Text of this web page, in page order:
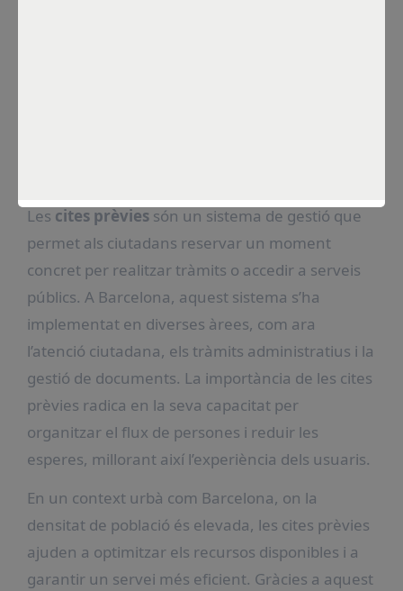
Les cites prèviessón un sistema de gestió que
permet als ciutadans reservar un moment
concret per realitzar tràmits o accedir a serveis
públics. A Barcelona, aquest sistema s’ha
implementat en diverses àrees, com ara
l’atenció ciutadana, els tràmits administratius i la
gestió de documents. La importància de les cites
prèvies radica en la seva capacitat per
organitzar el flux de persones i reduir les
esperes, millorant així l’experiència dels usuaris.
En un context urbà com Barcelona, on la
densitat de població és elevada, les cites prèvies
ajuden a optimitzar els recursos disponibles i a
garantir un servei més eficient. Gràcies a aquest